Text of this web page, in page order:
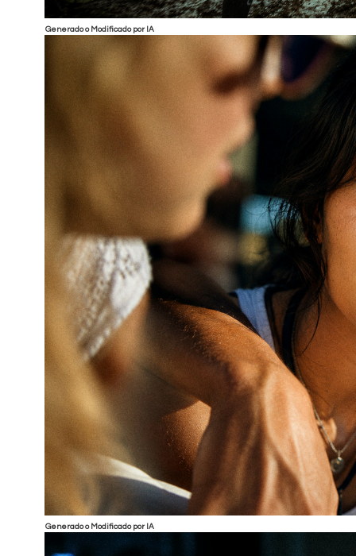
Generado o Modificado por IA
Generado o Modificado por IA